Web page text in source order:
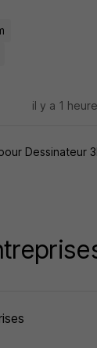
il y a 1 heure
Dessinateur